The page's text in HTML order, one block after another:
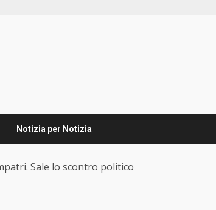
Notizia per Notizia
Sale lo scontro politico